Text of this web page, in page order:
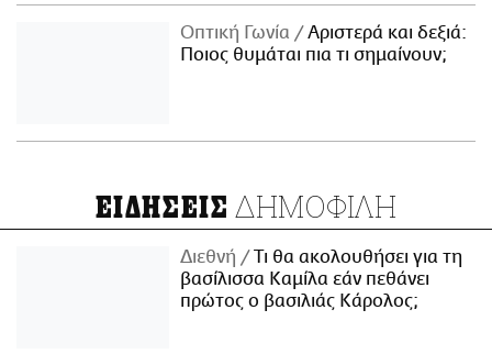
Οπτική Γωνία
Αριστερά και δεξιά:
Ποιος θυμάται πια τι σημαίνουν;
ΕΙΔΗΣΕΙΣ ΔΗΜΟΦΙΛΗ
Διεθνή
Τι θα ακολουθήσει για τη
βασίλισσα Καμίλα εάν πεθάνει
πρώτος ο βασιλιάς Κάρολος;